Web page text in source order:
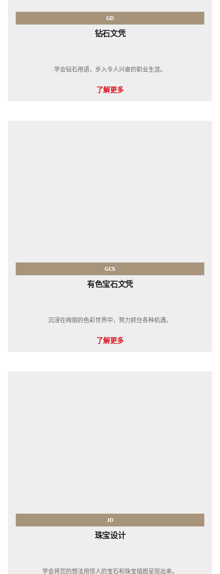
GD
钻石文凭
学会钻石用语，步入令人兴奋的职业生涯。
了解更多
GCS
有色宝石文凭
沉浸在绚丽的色彩世界中，努力​​抓住各种机遇。
了解更多
JD
珠宝设计
学会将您的想法用惊人的宝石和珠宝插图呈现出来。